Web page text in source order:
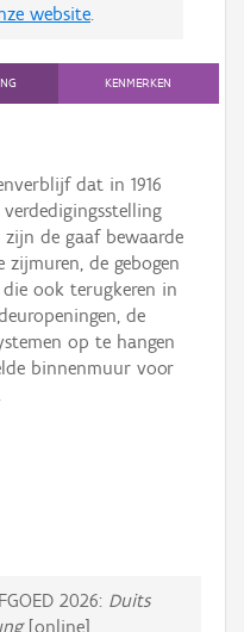
website
KENMERKEN
dat in 1916
de gaaf bewaarde
de gebogen
ook terugkeren in
de
op te hangen
binnenmuur voor
2026: Duits
[online],